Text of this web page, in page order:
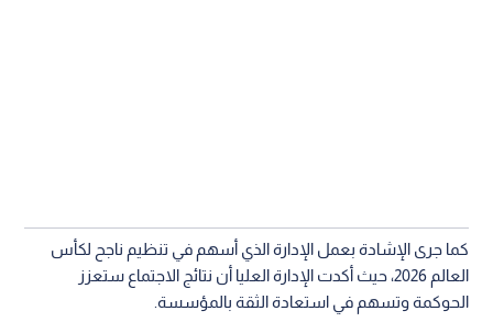
كما جرى الإشادة بعمل الإدارة الذي أسهم في تنظيم ناجح لكأس
العالم 2026، حيث أكدت الإدارة العليا أن نتائج الاجتماع ستعزز
الحوكمة وتسهم في استعادة الثقة بالمؤسسة.